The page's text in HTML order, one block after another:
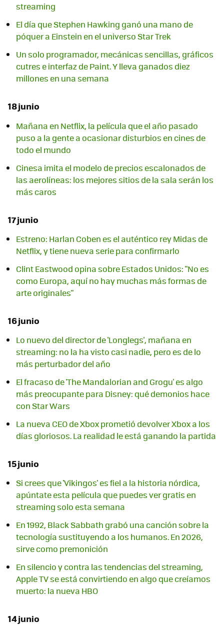
streaming
El día que Stephen Hawking ganó una mano de
póquer a Einstein en el universo Star Trek
Un solo programador, mecánicas sencillas, gráficos
cutres e interfaz de Paint. Y lleva ganados diez
millones en una semana
18 junio
Mañana en Netflix, la película que el año pasado
puso a la gente a ocasionar disturbios en cines de
todo el mundo
Cinesa imita el modelo de precios escalonados de
las aerolíneas: los mejores sitios de la sala serán los
más caros
17 junio
Estreno: Harlan Coben es el auténtico rey Midas de
Netflix, y tiene nueva serie para confirmarlo
Clint Eastwood opina sobre Estados Unidos: "No es
como Europa, aquí no hay muchas más formas de
arte originales"
16 junio
Lo nuevo del director de 'Longlegs', mañana en
streaming: no la ha visto casi nadie, pero es de lo
más perturbador del año
El fracaso de 'The Mandalorian and Grogu' es algo
más preocupante para Disney: qué demonios hace
con Star Wars
La nueva CEO de Xbox prometió devolver Xbox a los
días gloriosos. La realidad le está ganando la partida
15 junio
Si crees que 'Vikingos' es fiel a la historia nórdica,
apúntate esta película que puedes ver gratis en
streaming solo esta semana
En 1992, Black Sabbath grabó una canción sobre la
tecnología sustituyendo a los humanos. En 2026,
sirve como premonición
En silencio y contra las tendencias del streaming,
Apple TV se está convirtiendo en algo que creíamos
muerto: la nueva HBO
14 junio